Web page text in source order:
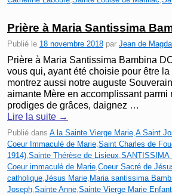
Prière à Maria Santissima
Publié le 18 novembre 2018 par Jean de
Prière à Maria Santissima Bambina
vous qui, ayant été choisie pour être
montrez aussi notre auguste
aimante Mère en accomplissant parmi
prodiges de grâces, daignez …
Lire la suite →
Publié dans A la Sainte Vierge Marie,A Saint
Coeur Immaculé de Marie,Saint Charles de
1914),Sainte Thérèse de Lisieux,SANTISSIMA
Coeur immaculé de Marie,Coeur Sacré de
catholique,Jésus Marie, Maria santissima
Joseph,Sainte Anne,Sainte Vierge Marie Enfant